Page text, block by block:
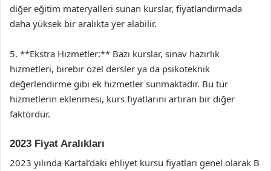
diğer eğitim materyalleri sunan kurslar, fiyatlandırmada
daha yüksek bir aralıkta yer alabilir.
5. **Ekstra Hizmetler:** Bazı kurslar, sınav hazırlık
hizmetleri, birebir özel dersler ya da psikoteknik
değerlendirme gibi ek hizmetler sunmaktadır. Bu tür
hizmetlerin eklenmesi, kurs fiyatlarını artıran bir diğer
faktördür.
2023 Fiyat Aralıkları
2023 yılında Kartal’daki ehliyet kursu fiyatları genel olarak B